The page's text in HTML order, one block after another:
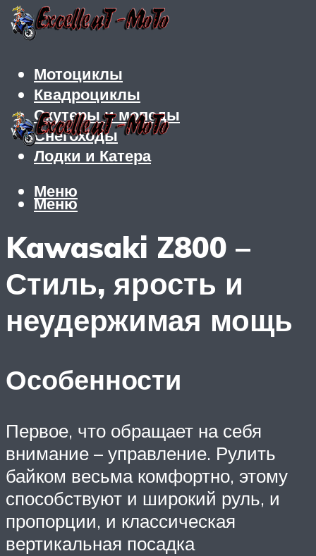
Мотоциклы
Квадроциклы
Скутеры и мопеды
Снегоходы
Лодки и Катера
Меню
Меню
Kawasaki Z800 –
Стиль, ярость и
неудержимая мощь
Особенности
Первое, что обращает на себя
внимание – управление. Рулить
байком весьма комфортно, этому
способствуют и широкий руль, и
пропорции, и классическая
вертикальная посадка